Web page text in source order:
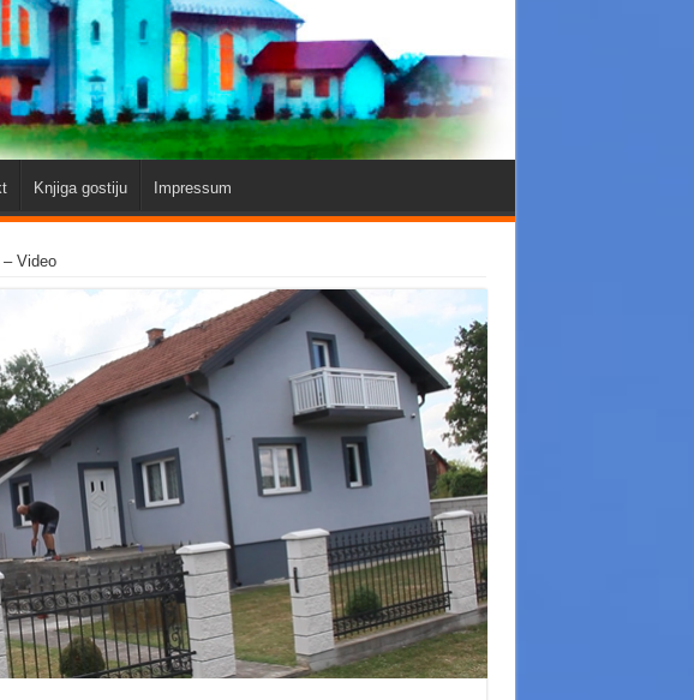
Knjiga gostiju Impressum
Video